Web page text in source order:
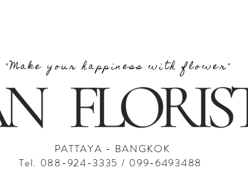
"Make your happiness with flower"
PATTAYA - BANGKOK
Tel. 088-924-3335 / 099-6493488